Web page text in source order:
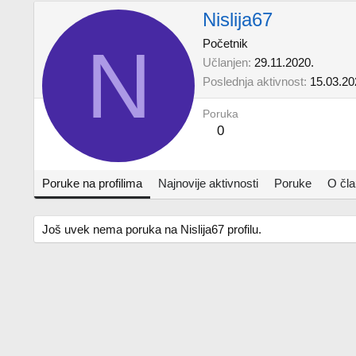
N
Nislija67
Početnik
Učlanjen 29.11.2020.
Poslednja aktivnost
Poruka
0
Poruke na profilima Najnovije aktivnosti Poruke O
Još uvek nema poruka na Nislija67 profilu.